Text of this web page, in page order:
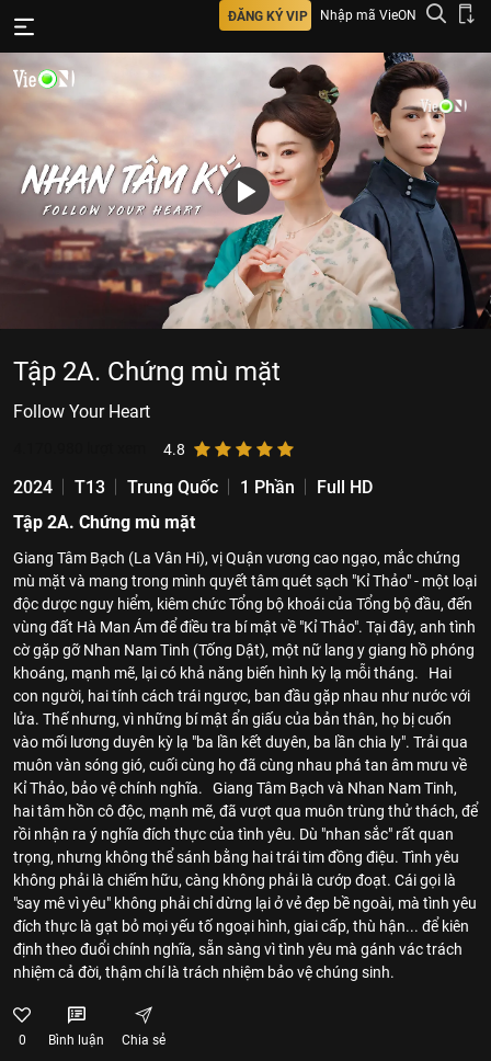
ĐĂNG KÝ VIP Nhập mã VieON
Tập 2A. Chứng mù mặt
Follow Your Heart
4.8
2024 T13 Trung Quốc 1 Phần
Full HD
Tập 2A. Chứng mù mặt
Giang Tâm Bạch (La Vân Hi), vị Quận vương cao ngạo, mắc chứng
mù mặt và mang trong mình quyết tâm quét sạch "Kỉ Thảo" - một loại
độc dược nguy hiểm, kiêm chức Tổng bộ khoái của Tổng bộ đầu, đến
vùng đất Hà Man Ám để điều tra bí mật về "Kỉ Thảo". Tại đây, anh tình
cờ gặp gỡ Nhan Nam Tinh (Tống Dật), một nữ lang y giang hồ phóng
khoáng, mạnh mẽ, lại có khả năng biến hình kỳ lạ mỗi tháng. Hai
con người, hai tính cách trái ngược, ban đầu gặp nhau như nước với
lửa. Thế nhưng, vì những bí mật ẩn giấu của bản thân, họ bị cuốn
vào mối lương duyên kỳ lạ "ba lần kết duyên, ba lần chia ly". Trải qua
muôn vàn sóng gió, cuối cùng họ đã cùng nhau phá tan âm mưu về
Kỉ Thảo, bảo vệ chính nghĩa. Giang Tâm Bạch và Nhan Nam Tinh,
hai tâm hồn cô độc, mạnh mẽ, đã vượt qua muôn trùng thử thách, để
rồi nhận ra ý nghĩa đích thực của tình yêu. Dù "nhan sắc" rất quan
trọng, nhưng không thể sánh bằng hai trái tim đồng điệu. Tình yêu
không phải là chiếm hữu, càng không phải là cướp đoạt. Cái gọi là
"say mê vì yêu" không phải chỉ dừng lại ở vẻ đẹp bề ngoài, mà tình yêu
đích thực là gạt bỏ mọi yếu tố ngoại hình, giai cấp, thù hận... để kiên
định theo đuổi chính nghĩa, sẵn sàng vì tình yêu mà gánh vác trách
nhiệm cả đời, thậm chí là trách nhiệm bảo vệ chúng sinh.
0 Bình luận Chia sẻ